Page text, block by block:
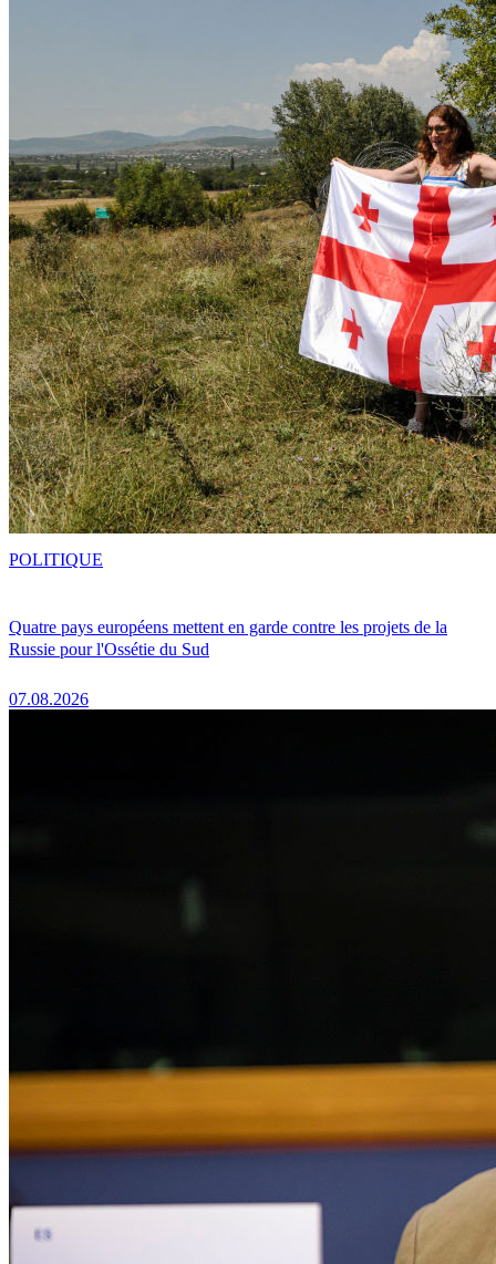
Quatre pays européens mettent en garde contre les projets de la
Russie pour l'Ossétie du Sud
07.08.2026
POLITIQUE